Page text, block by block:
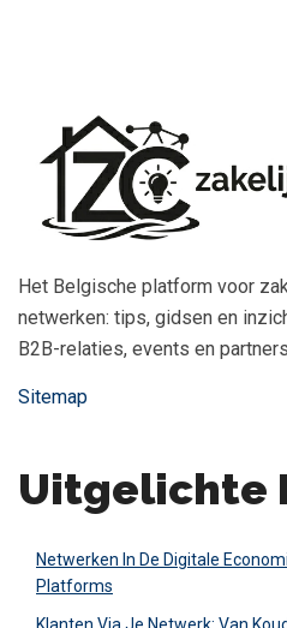
Het Belgische platform voor
netwerken: tips, gidsen en
B2B-relaties, events en
Sitemap
Uitgelichte
Netwerken In De Digitale
Platforms